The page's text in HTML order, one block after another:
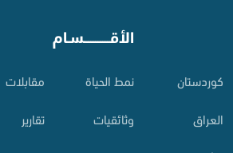
کوردستان
العراق
الأقـــــــــــسـام
نمط الحياة
وثائقيات
مقابلات
تقارير